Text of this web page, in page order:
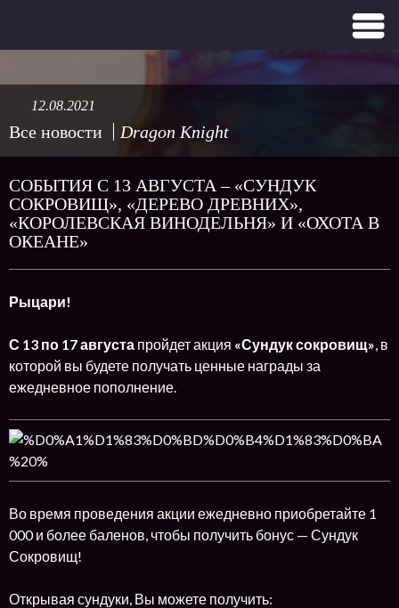
Все новости Dragon Knight
12.08.2021
СОБЫТИЯ С 13 АВГУСТА – «СУНДУК
СОКРОВИЩ», «ДЕРЕВО ДРЕВНИХ»,
«КОРОЛЕВСКАЯ ВИНОДЕЛЬНЯ» И «ОХОТА В
ОКЕАНЕ»
Рыцари!
С 13 по 17 августа пройдет акция «Сундук сокровищ», в
которой вы будете получать ценные награды за
ежедневное пополнение.
Во время проведения акции ежедневно приобретайте 1
000 и более баленов, чтобы получить бонус — Сундук
Сокровищ!
Открывая сундуки, Вы можете получить: